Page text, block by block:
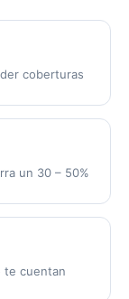
coberturas
un 30 – 50%
te cuentan